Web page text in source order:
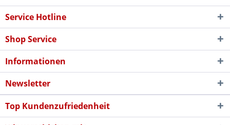
Service Hotline
Shop Service
Informationen
Newsletter
Top Kundenzufriedenheit